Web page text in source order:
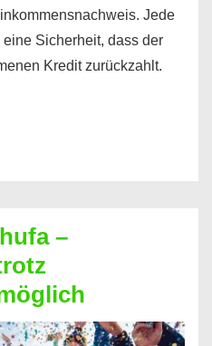
Jede
Sicherheit, dass der
Kredit zurückzahlt.
–